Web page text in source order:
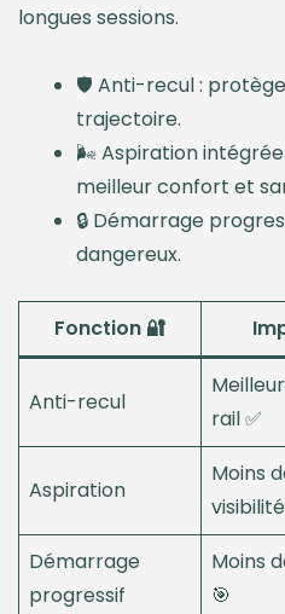
longues sessions.
🛡️ Anti-recul :
trajectoire.
🌬️ Aspiration intégrée
meilleur confort et
🔒 Démarrage
dangereux.
Fonction 🔐
Anti-recul
rail ✅
Aspiration
Moins
Démarrage
progressif
Moins
🎯